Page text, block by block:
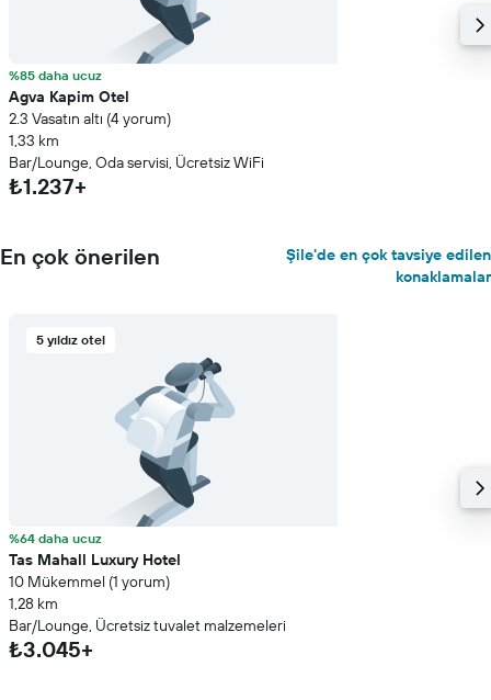
%85 daha ucuz
Agva Kapim Otel
2.3 Vasatın altı (4 yorum)
1,33 km
Bar/Lounge, Oda servisi, Ücretsiz WiFi
₺1.237+
En çok önerilen
Şile'de en çok tavsiye edilen
konaklamalar
5 yıldız otel
%64 daha ucuz
Tas Mahall Luxury Hotel
10 Mükemmel (1 yorum)
1,28 km
Bar/Lounge, Ücretsiz tuvalet malzemeleri
₺3.045+